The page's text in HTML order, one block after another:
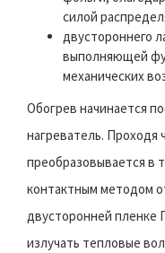
силой
двустороннего
выполняющей
механических
Обогрев начинается
нагреватель.
преобразовывается в
контактным методом
двусторонней пленке
излучать тепловые